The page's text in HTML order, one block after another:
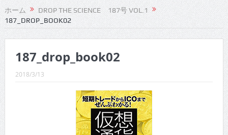
CINEMA×STYLE 292号
CINEMA×STYLE 291号
CINEMA×STYLE 289号
CINEMA×STYLE 287号
CINEMA×STYLE 286号
ホーム
DROP THE SCIENCE 187号 VOL.1
187_DROP_BOOK02
187_drop_book02
2018/3/13